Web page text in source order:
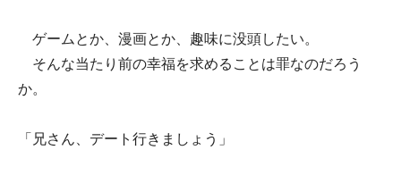
ゲームとか、漫画とか、趣味に没頭したい。
そんな当たり前の幸福を求めることは罪なのだろう
か。
「兄さん、デート行きましょう」